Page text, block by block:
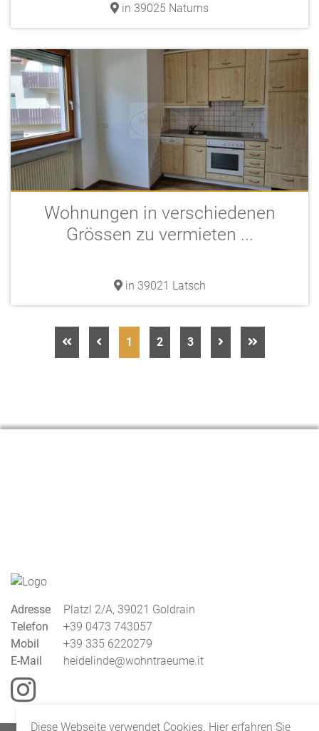
in 39025 Naturns
Wohnungen in verschiedenen
Grössen zu vermieten ...
in 39021 Latsch
1 2 3
Adresse Platzl 2/A, 39021 Goldrain
Telefon
+39 0473 743057
Mobil
+39 335 6220279
E-Mail
heidelinde@wohntraeume.it
Diese Webseite verwendet Cookies. Hier erfahren Sie